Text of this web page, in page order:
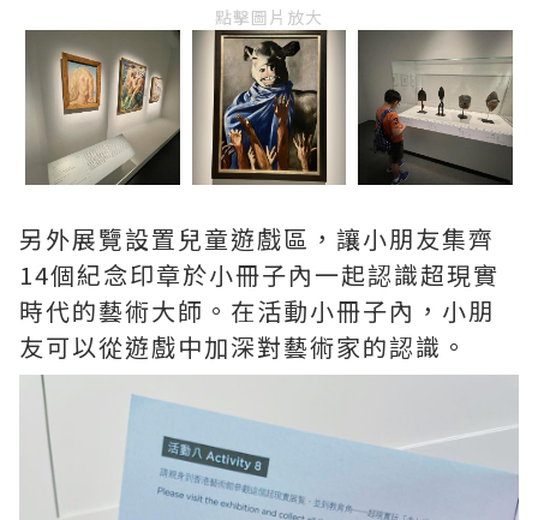
點擊圖片放大
另外展覽設置兒童遊戲區，讓小朋友集齊
14個紀念印章於小冊子內一起認識超現實
時代的藝術大師。在活動小冊子內，小朋
友可以從遊戲中加深對藝術家的認識。